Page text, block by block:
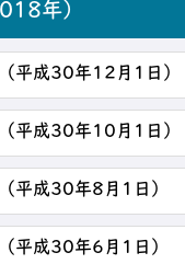
年）
平成30年12月1日）
平成30年10月1日）
平成30年8月1日）
平成30年6月1日）